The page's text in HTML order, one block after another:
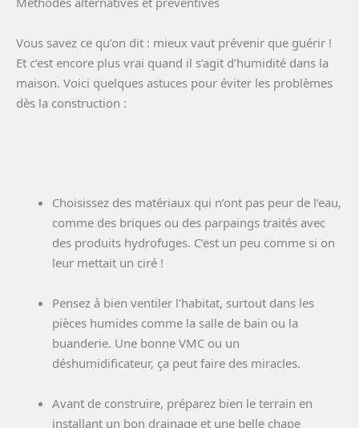
Vous savez ce qu’on dit : mieux vaut prévenir que guérir !
Et c’est encore plus vrai quand il s’agit d’humidité dans la
maison. Voici quelques astuces pour éviter les problèmes
dès la construction :
Choisissez des matériaux qui n’ont pas peur de l’eau,
comme des briques ou des parpaings traités avec
des produits hydrofuges. C’est un peu comme si on
leur mettait un ciré !
Pensez à bien ventiler l’habitat, surtout dans les
pièces humides comme la salle de bain ou la
buanderie. Une bonne VMC ou un
déshumidificateur, ça peut faire des miracles.
Avant de construire, préparez bien le terrain en
installant un bon drainage et une belle chape